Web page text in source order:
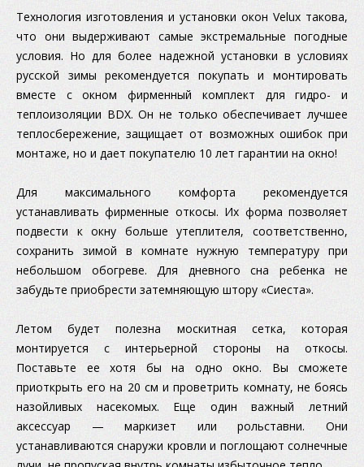
Технология изготовления и установки окон Velux такова,
что они выдерживают самые экстремальные погодные
условия. Но для более надежной установки в условиях
русской зимы рекомендуется покупать и монтировать
вместе с окном фирменный комплект для гидро- и
теплоизоляции BDX. Он не только обеспечивает лучшее
теплосбережение, защищает от возможных ошибок при
монтаже, но и дает покупателю 10 лет гарантии на окно!
Для максимального комфорта рекомендуется
устанавливать фирменные откосы. Их форма позволяет
подвести к окну больше утеплителя, соответственно,
сохранить зимой в комнате нужную температуру при
небольшом обогреве. Для дневного сна ребенка не
забудьте приобрести затемняющую штору «Сиеста».
Летом будет полезна москитная сетка, которая
монтируется с интерьерной стороны на откосы.
Поставьте ее хотя бы на одно окно. Вы сможете
приоткрыть его на 20 см и проветрить комнату, не боясь
назойливых насекомых. Еще один важный летний
аксессуар — маркизет или рольставни. Они
устанавливаются снаружи кровли и поглощают солнечные